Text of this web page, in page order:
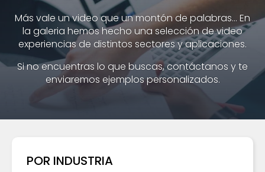
Más vale un video que un montón de palabras... En
la galeria hemos hecho una selección de video
experiencias de distintos sectores y aplicaciones.
Si no encuentras lo que buscas, contáctanos y te
enviaremos ejemplos personalizados.
POR INDUSTRIA